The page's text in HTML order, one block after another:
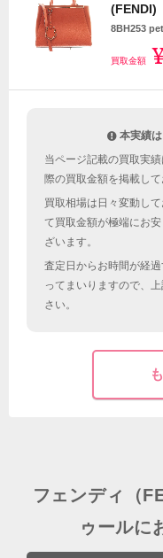
(FENDI)
8BH253
買取金額
本実績
当ページ記載の買取実
際の買取金額を掲載して
買取相場は日々変動し
て買取金額が極端にお
ざいます。
査定日からお時間が経
ってまいりますので、
さい。
フェンディ（
ゥールに